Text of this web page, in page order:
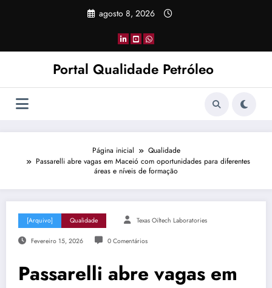
agosto 8, 2026
Portal Qualidade Petróleo
Página inicial
Qualidade
Passarelli abre vagas em Maceió com oportunidades para diferentes
áreas e níveis de formação
[Arquivo] Qualidade Texas Oiltech Laboratories
Fevereiro 15, 2026 0 Comentários
Passarelli abre vagas em